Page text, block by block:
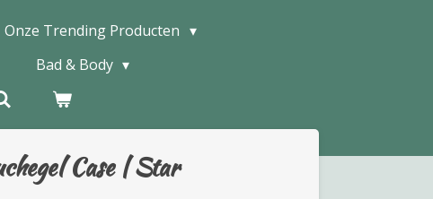
Onze Trending Producten
Bad & Body
Case | Star